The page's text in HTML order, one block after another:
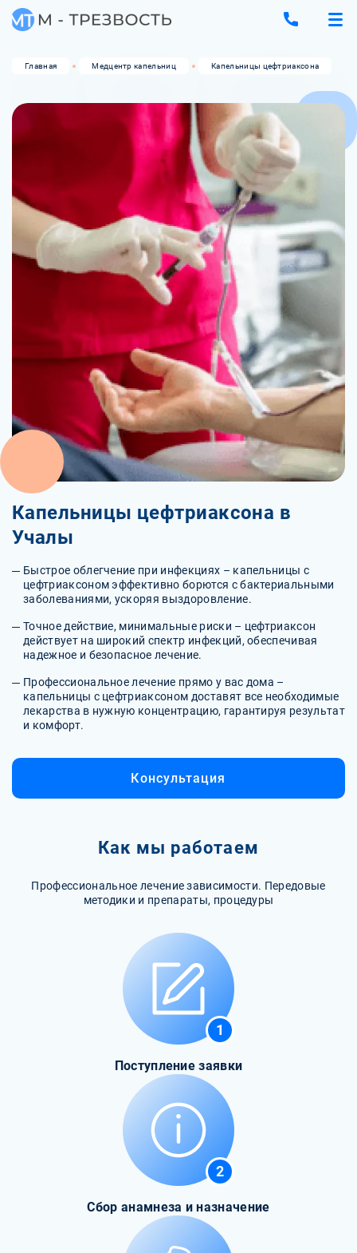
Главная Медцентр капельниц Капельницы цефтриаксона
Капельницы цефтриаксона в
Учалы
Быстрое облегчение при инфекциях – капельницы с
цефтриаксоном эффективно борются с бактериальными
заболеваниями, ускоряя выздоровление.
Точное действие, минимальные риски – цефтриаксон
действует на широкий спектр инфекций, обеспечивая
надежное и безопасное лечение.
Профессиональное лечение прямо у вас дома –
капельницы с цефтриаксоном доставят все необходимые
лекарства в нужную концентрацию, гарантируя результат
и комфорт.
Консультация
Как мы работаем
Профессиональное лечение зависимости. Передовые
методики и препараты, процедуры
1
Поступление заявки
2
Сбор анамнеза и назначение